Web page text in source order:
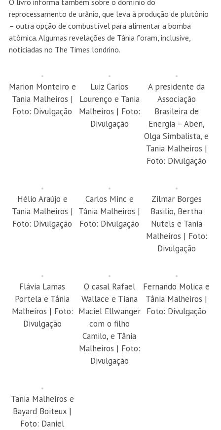
O livro informa também sobre o domínio do
reprocessamento de urânio, que leva à produção de plutônio
– outra opção de combustível para alimentar a bomba
atômica. Algumas revelações de Tânia foram, inclusive,
noticiadas no The Times londrino.
Marion Monteiro e
Tania Malheiros |
Foto: Divulgação
Luiz Carlos
Lourenço e Tania
Malheiros | Foto:
Divulgação
A presidente da
Associação
Brasileira de
Energia – Aben,
Olga Simbalista, e
Tania Malheiros |
Foto: Divulgação
Hélio Araújo e
Tania Malheiros |
Foto: Divulgação
Carlos Minc e
Tânia Malheiros |
Foto: Divulgação
Zilmar Borges
Basilio, Bertha
Nutels e Tania
Malheiros | Foto:
Divulgação
Flávia Lamas
Portela e Tânia
Malheiros | Foto:
Divulgação
O casal Rafael
Wallace e Tiana
Maciel Ellwanger
com o filho
Camilo, e Tânia
Malheiros | Foto:
Divulgação
Fernando Molica e
Tânia Malheiros |
Foto: Divulgação
Tania Malheiros e
Bayard Boiteux |
Foto: Daniel